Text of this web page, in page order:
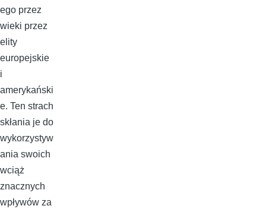
ego przez
wieki przez
elity
europejskie
i
amerykański
e. Ten strach
skłania je do
wykorzystyw
ania swoich
wciąż
znacznych
wpływów za